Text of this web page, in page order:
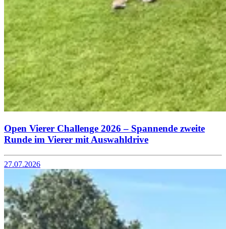
Open Vierer Challenge 2026 – Spannende zweite
Runde im Vierer mit Auswahldrive
27.07.2026